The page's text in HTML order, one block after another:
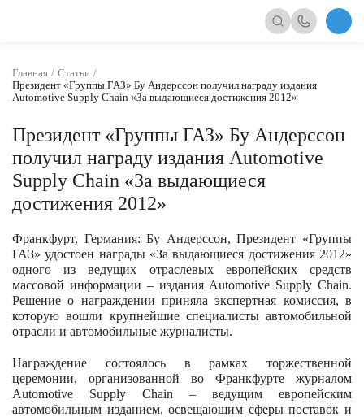
Главная
Статьи
Президент «Группы ГАЗ» Бу Андерссон получил награду издания
Automotive Supply Chain «За выдающиеся достижения 2012»
Президент «Группы ГАЗ» Бу Андерссон
получил награду издания Automotive
Supply Chain «За выдающиеся
достижения 2012»
Франкфурт, Германия: Бу Андерссон, Президент «Группы
ГАЗ» удостоен награды «За выдающиеся достижения 2012»
одного из ведущих отраслевых европейских средств
массовой информации – издания Automotive Supply Chain.
Решение о награждении приняла экспертная комиссия, в
которую вошли крупнейшие специалисты автомобильной
отрасли и автомобильные журналисты.
Награждение состоялось в рамках торжественной
церемонии, организованной во Франкфурте журналом
Automotive Supply Chain – ведущим европейским
автомобильным изданием, освещающим сферы поставок и